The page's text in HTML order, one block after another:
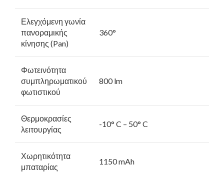
Ελεγχόμενη γωνία
πανοραμικής
κίνησης (Pan)
360°
Φωτεινότητα
συμπληρωματικού
φωτιστικού
800 lm
Θερμοκρασίες
λειτουργίας
-10° C – 50° C
Χωρητικότητα
μπαταρίας
1150 mAh